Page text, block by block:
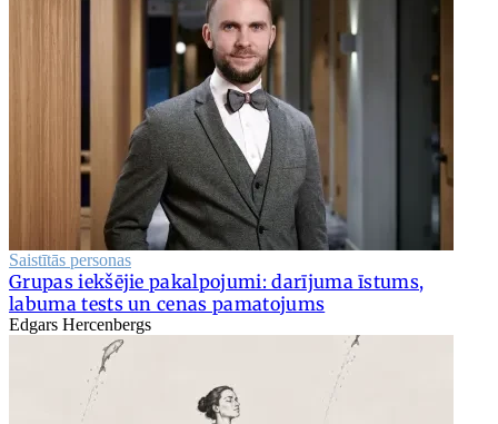
Saistītās personas
Grupas iekšējie pakalpojumi: darījuma īstums,
labuma tests un cenas pamatojums
Edgars Hercenbergs